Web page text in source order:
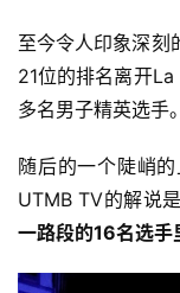
至今令人印象深刻
21位的排名离开
多名男子精英选手
随后的一个陡峭
UTMB TV的解说
一路段的16名选手